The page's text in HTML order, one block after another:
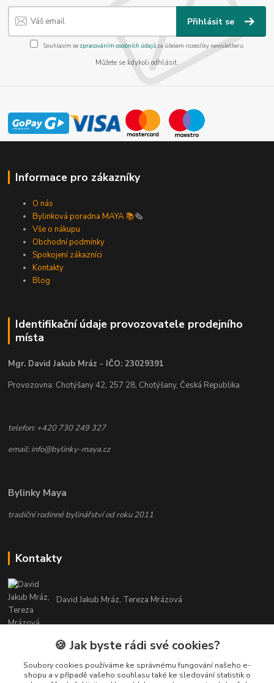
Přihlásit se
Souhlasím se zpracováním osobních údajůza účelem rozesílky newsletteru.
Můžete se kdykoli odhlásit.
Informace pro zákazníky
O nás
Bylinková poradna MAYA 📚🗞️
Vše o nákupu
Obchodní podmínky
Spokojení zákazníci
Kontakty
Blog
Identifikační údaje provozovatele prodejního
místa
Mgr. David Jakub Mráz - IČO: 23029391
Provozovna: Chotýšany 42, 257 28, Chotýšany, Česká Republika
telefon: +420 730 249 327
email: info@bylinky-maya.cz
Bylinky Maya
tradiční rodinné bylinářství od roku 2011
Kontakty
David Jakub Mráz, Tereza Mrázová
info@bylinky-maya.cz
🍪 Jak byste rádi své cookies?
Soubory cookies používáme ke správnému fungování našeho e-
shopu a v případě vašeho souhlasu také ke sledování statistik o